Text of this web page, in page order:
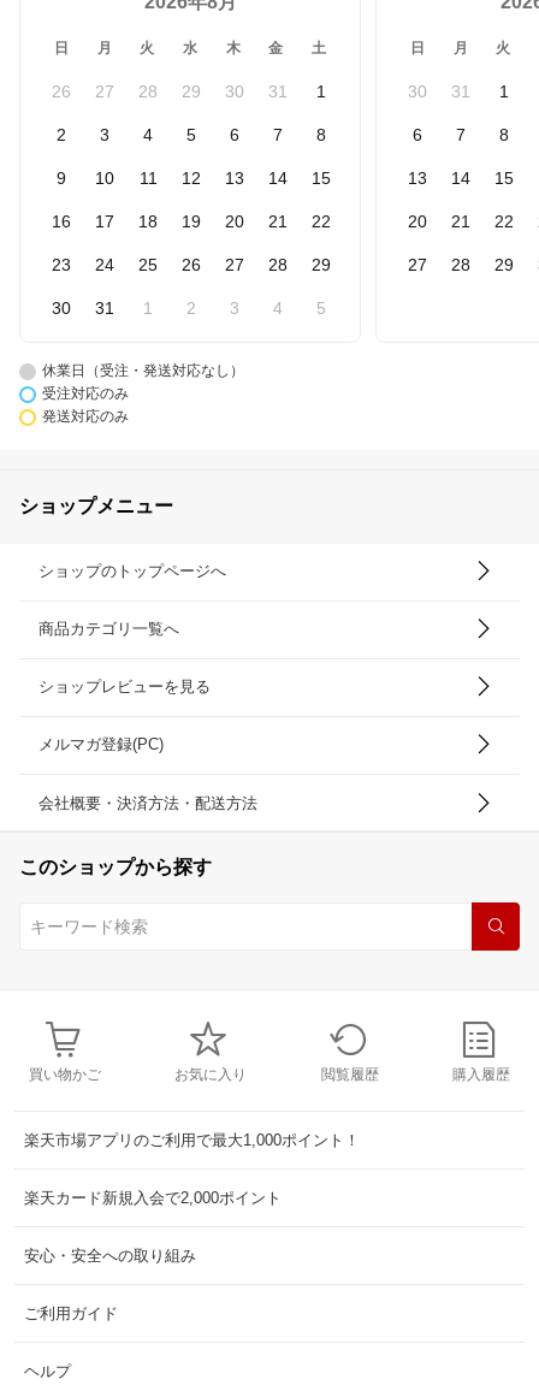
日 月 火 水 木 金 土
26 27 28 29 30 31 1
2 3 4 5 6 7 8
9 10 11 12 13 14 15
16 17 18 19 20 21 22
23 24 25 26 27 28 29
30 31 1 2 3 4 5
日 月 火
30 31 1
6 7 8
13 14 15
20 21 22
27 28 29
休業日（受注・発送対応なし）
受注対応のみ
発送対応のみ
ショップメニュー
ショップのトップページへ
商品カテゴリ一覧へ
ショップレビューを見る
メルマガ登録(PC)
会社概要・決済方法・配送方法
このショップから探す
買い物かご お気に入り 閲覧履歴 購入履歴
楽天市場アプリのご利用で最大1,000ポイント！
楽天カード新規入会で2,000ポイント
安心・安全への取り組み
ご利用ガイド
ヘルプ